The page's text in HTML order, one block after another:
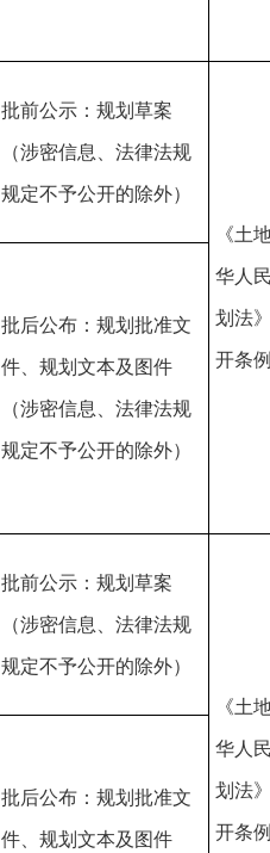
批前公示：规划草案
（涉密信息、法律法规
规定不予公开的除外）
《土
华人
划法
开条
批后公布：规划批准文
件、规划文本及图件
（涉密信息、法律法规
规定不予公开的除外）
批前公示：规划草案
（涉密信息、法律法规
规定不予公开的除外）
《土
华人
划法
开条
批后公布：规划批准文
件、规划文本及图件